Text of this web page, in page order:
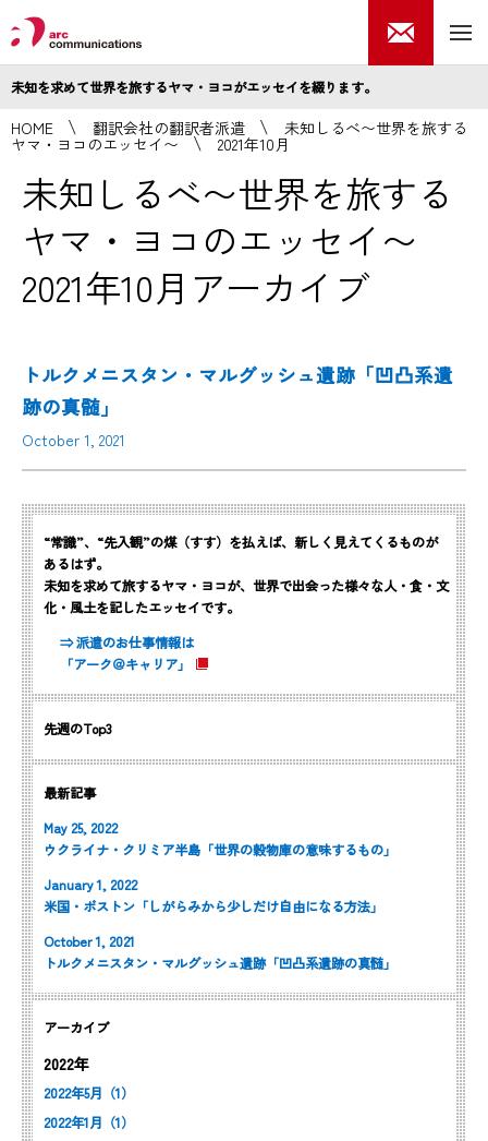
未知を求めて世界を旅するヤマ・ヨコがエッセイを綴ります。
HOME 翻訳会社の翻訳者派遣 未知しるべ〜世界を旅する
ヤマ・ヨコのエッセイ〜 2021年10月
未知しるべ〜世界を旅する
ヤマ・ヨコのエッセイ〜
2021年10月アーカイブ
トルクメニスタン・マルグッシュ遺跡「凹凸系遺
跡の真髄」
October 1, 2021
“常識”、“先入観”の煤（すす）を払えば、新しく見えてくるものが
あるはず。
未知を求めて旅するヤマ・ヨコが、世界で出会った様々な人・食・文
化・風土を記したエッセイです。
⇒ 派遣のお仕事情報は
「アーク＠キャリア」
先週のTop3
最新記事
May 25, 2022
ウクライナ・クリミア半島「世界の穀物庫の意味するもの」
January 1, 2022
米国・ボストン「しがらみから少しだけ自由になる方法」
October 1, 2021
トルクメニスタン・マルグッシュ遺跡「凹凸系遺跡の真髄」
アーカイブ
2022年
2022年5月（1）
2022年1月（1）